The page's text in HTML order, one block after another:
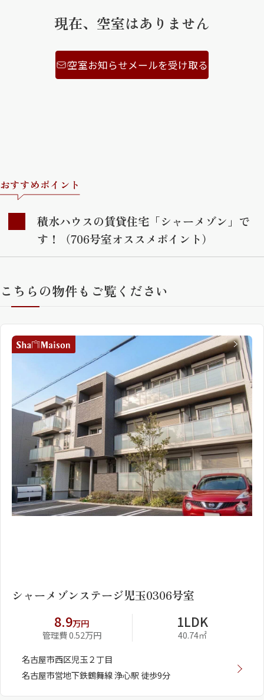
自立型サービス付き・シニア向け
お問い合わせ・よくある質問
現在、空室はありません
空室お知らせメールを受け取る
おすすめポイント
積水ハウスの賃貸住宅「シャーメゾン」で
す！（706号室オススメポイント）
こちらの物件もご覧ください
シャーメゾンステージ児玉0306号室
8.9万円
管理費 0.52万円
1LDK
40.74㎡
名古屋市西区児玉２丁目
名古屋市営地下鉄鶴舞線 浄心駅 徒歩9分